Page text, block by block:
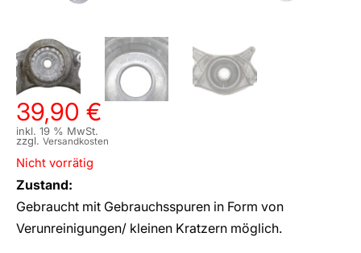
39,90 €
inkl. 19 % MwSt.
zzgl. Versandkosten
Nicht vorrätig
Zustand:
Gebraucht mit Gebrauchsspuren in Form von
Verunreinigungen/ kleinen Kratzern möglich.